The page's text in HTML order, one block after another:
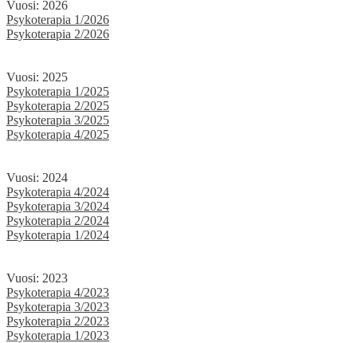
Vuosi: 2026
Psykoterapia 1/2026
Psykoterapia 2/2026
Vuosi: 2025
Psykoterapia 1/2025
Psykoterapia 2/2025
Psykoterapia 3/2025
Psykoterapia 4/2025
Vuosi: 2024
Psykoterapia 4/2024
Psykoterapia 3/2024
Psykoterapia 2/2024
Psykoterapia 1/2024
Vuosi: 2023
Psykoterapia 4/2023
Psykoterapia 3/2023
Psykoterapia 2/2023
Psykoterapia 1/2023